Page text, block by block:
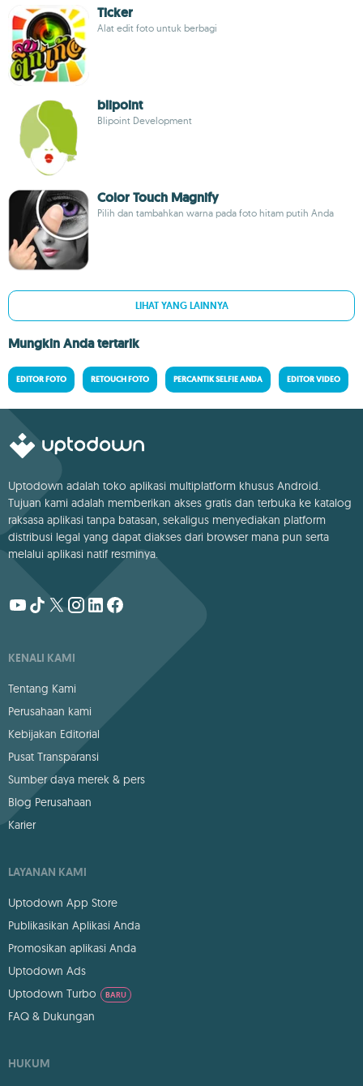
Ticker
Alat edit foto untuk berbagi
blipoint
Blipoint Development
Color Touch Magnify
Pilih dan tambahkan warna pada foto hitam putih Anda
LIHAT YANG LAINNYA
Mungkin Anda tertarik
EDITOR FOTO RETOUCH FOTO PERCANTIK SELFIE ANDA EDITOR VIDEO
Uptodown adalah toko aplikasi multiplatform khusus Android.
Tujuan kami adalah memberikan akses gratis dan terbuka ke katalog
raksasa aplikasi tanpa batasan, sekaligus menyediakan platform
distribusi legal yang dapat diakses dari browser mana pun serta
melalui aplikasi natif resminya.
KENALI KAMI
Tentang Kami
Perusahaan kami
Kebijakan Editorial
Pusat Transparansi
Sumber daya merek & pers
Blog Perusahaan
Karier
LAYANAN KAMI
Uptodown App Store
Publikasikan Aplikasi Anda
Promosikan aplikasi Anda
Uptodown Ads
Uptodown Turbo
BARU
FAQ & Dukungan
HUKUM